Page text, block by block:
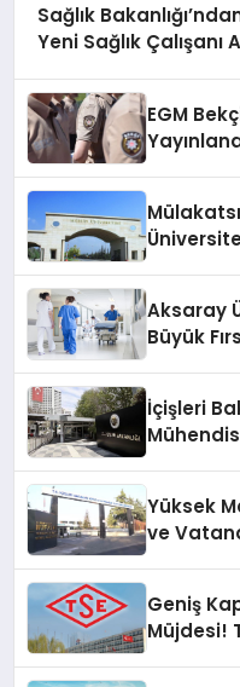
Sağlık
Yeni Sağlık Çalışanı
EGM
Aksaray
Büyük
İçişleri
Yüksek
ve
Geniş
Müjdesi!